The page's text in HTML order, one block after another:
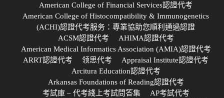
American College of Financial Services認證代考
American College of Histocompatibility & Immunogenetics
(ACHI)認證代考服务：專業協助您順利通過認證
ACSM認證代考
AHIMA認證代考
American Medical Informatics Association (AMIA)認證代考
ARRT認證代考
领思代考
Appraisal Institute認證代考
Arcitura Education認證代考
Arkansas Foundations of Reading認證代考
考試庫 – 代考綫上考試問答集
AP考試代考